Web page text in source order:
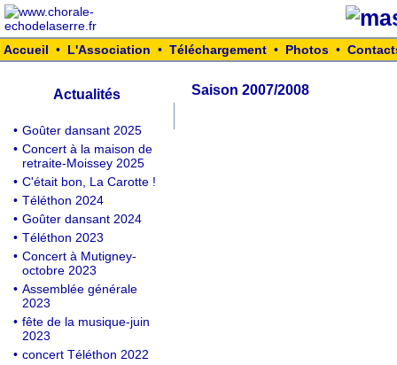
Accueil • L'Association • Téléchargement • Photos •
Actualités
• Goûter dansant 2025
• Concert à la maison de
retraite-Moissey 2025
• C'était bon, La Carotte !
• Téléthon 2024
• Goûter dansant 2024
• Téléthon 2023
• Concert à Mutigney-
octobre 2023
• Assemblée générale
2023
• fête de la musique-juin
2023
• concert Téléthon 2022
Saison 2007/2008